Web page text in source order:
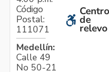
Código
Postal:
111071
Medellín:
Calle 49
No 50-21
Centro
de
relevo